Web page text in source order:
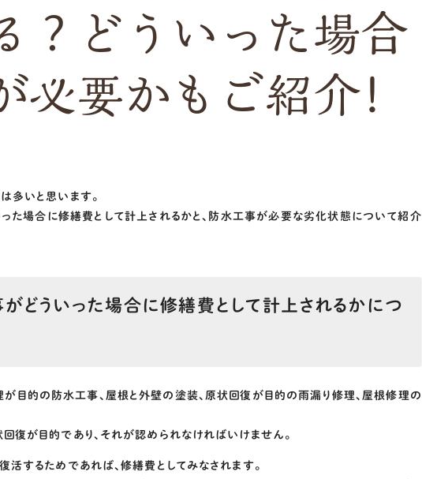
？どういった場合
必要かもご紹介！
多いと思います。
た場合に修繕費として計上されるかと、防水工事が必要な劣化状態について紹介
どういった場合に修繕費として計上されるかにつ
が目的の防水工事、屋根と外壁の塗装、原状回復が目的の雨漏り修理、屋根修理の
復が目的であり、それが認められなければいけません。
活するためであれば、修繕費としてみなされます。